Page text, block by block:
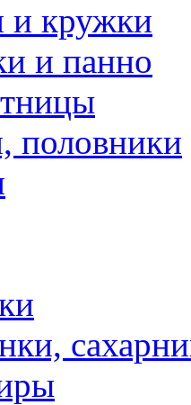
кружки
и панно
половники